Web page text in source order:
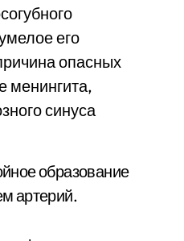
его
опасных
менингита,
синуса
образование
артерий.